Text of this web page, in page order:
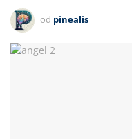
od pinealis